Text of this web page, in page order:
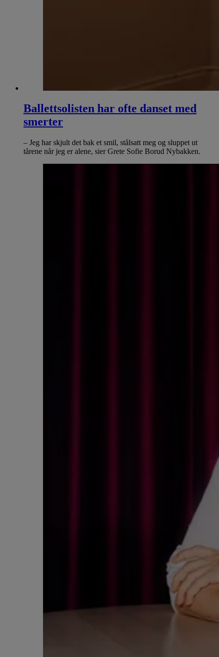
Ballettsolisten har ofte danset med
smerter
– Jeg har skjult det bak et smil, stålsatt meg og sluppet ut
tårene når jeg er alene, sier Grete Sofie Borud Nybakken.